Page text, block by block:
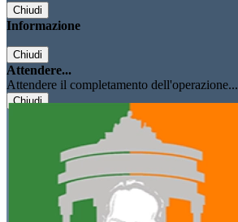
Chiudi
Informazione
Chiudi
Attendere...
Attendere il completamento dell'operazione...
Chiudi